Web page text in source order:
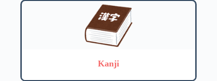
Kanji